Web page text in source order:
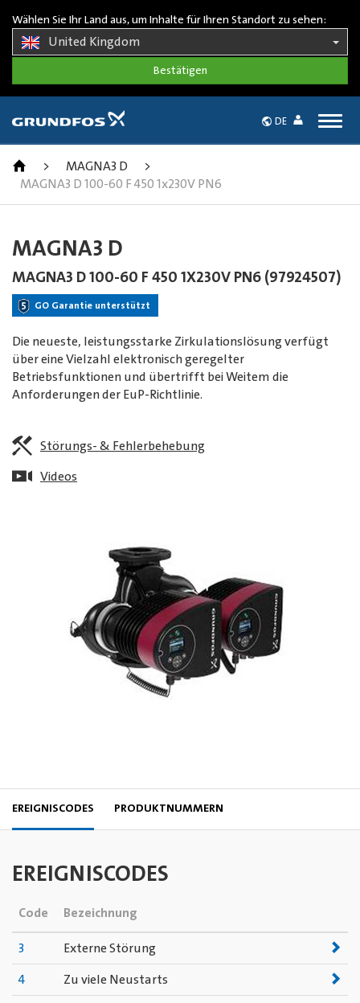
Wählen Sie Ihr Land aus, um Inhalte für Ihren Standort zu sehen:
United Kingdom
DE
> MAGNA3 D
>
MAGNA3 D 100-60 F 450 1x230V PN6
MAGNA3 D
MAGNA3 D 100-60 F 450 1X230V PN6 (97924507)
GO Garantie unterstützt
Die neueste, leistungsstarke Zirkulationslösung verfügt
über eine Vielzahl elektronisch geregelter
Betriebsfunktionen und übertrifft bei Weitem die
Anforderungen der EuP-Richtlinie.
Störungs- & Fehlerbehebung
Videos
EREIGNISCODES PRODUKTNUMMERN
EREIGNISCODES
Code Bezeichnung
3 Externe Störung
4 Zu viele Neustarts